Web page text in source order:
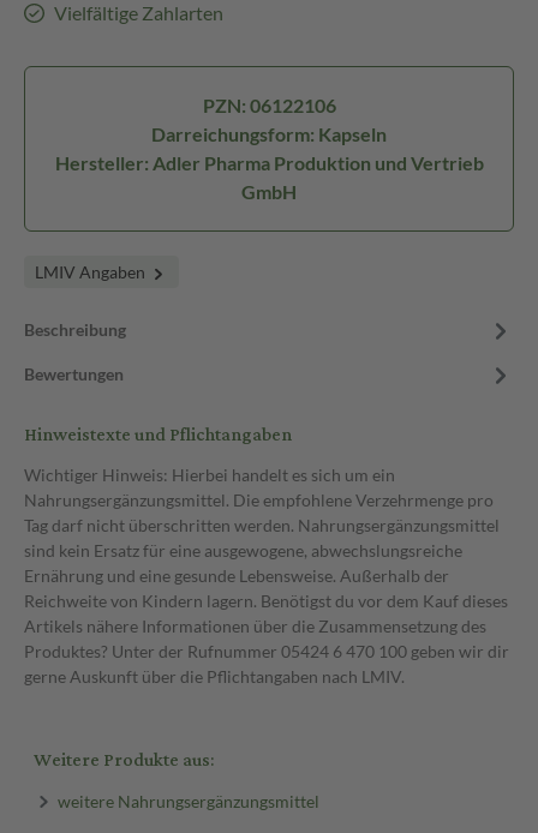
Vielfältige Zahlarten
PZN: 06122106
Darreichungsform: Kapseln
Hersteller: Adler Pharma Produktion und Vertrieb
GmbH
LMIV Angaben
Beschreibung
Bewertungen
Hinweistexte und Pflichtangaben
Wichtiger Hinweis: Hierbei handelt es sich um ein
Nahrungsergänzungsmittel. Die empfohlene Verzehrmenge pro
Tag darf nicht überschritten werden. Nahrungsergänzungsmittel
sind kein Ersatz für eine ausgewogene, abwechslungsreiche
Ernährung und eine gesunde Lebensweise. Außerhalb der
Reichweite von Kindern lagern. Benötigst du vor dem Kauf dieses
Artikels nähere Informationen über die Zusammensetzung des
Produktes? Unter der Rufnummer 05424 6 470 100 geben wir dir
gerne Auskunft über die Pflichtangaben nach LMIV.
Weitere Produkte aus:
weitere Nahrungsergänzungsmittel